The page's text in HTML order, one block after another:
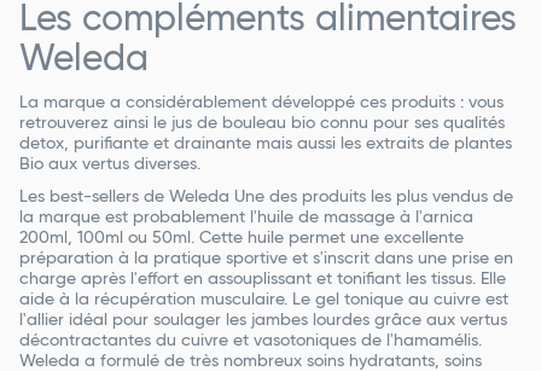
Les compléments alimentaires
Weleda
La marque a considérablement développé ces produits : vous
retrouverez ainsi le jus de bouleau bio connu pour ses qualités
detox, purifiante et drainante mais aussi les extraits de plantes
Bio aux vertus diverses.
Les best-sellers de Weleda Une des produits les plus vendus de
la marque est probablement l'huile de massage à l'arnica
200ml, 100ml ou 50ml. Cette huile permet une excellente
préparation à la pratique sportive et s'inscrit dans une prise en
charge après l'effort en assouplissant et tonifiant les tissus. Elle
aide à la récupération musculaire. Le gel tonique au cuivre est
l'allier idéal pour soulager les jambes lourdes grâce aux vertus
décontractantes du cuivre et vasotoniques de l'hamamélis.
Weleda a formulé de très nombreux soins hydratants, soins